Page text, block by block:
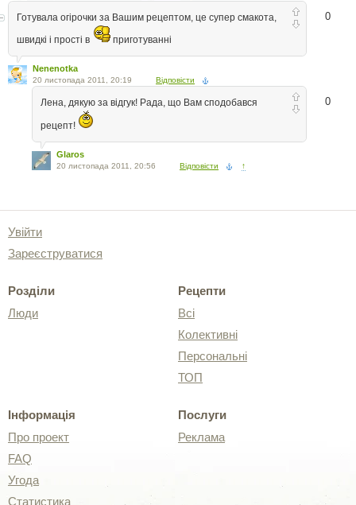
0
Готувала огірочки за Вашим рецептом, це супер смакота,
швидкі і прості в
приготуванні
Nenenotka
20 листопада 2011, 20:19 Відповісти
0
Лена, дякую за вiдгук! Рада, що Вам сподобався
рецепт!
Glaros
20 листопада 2011, 20:56 Відповісти ↑
Увійти
Зареєструватися
Розділи
Люди
Рецепти
Всі
Колективні
Персональні
ТОП
Інформація
Про проект
FAQ
Угода
Статистика
Послуги
Реклама